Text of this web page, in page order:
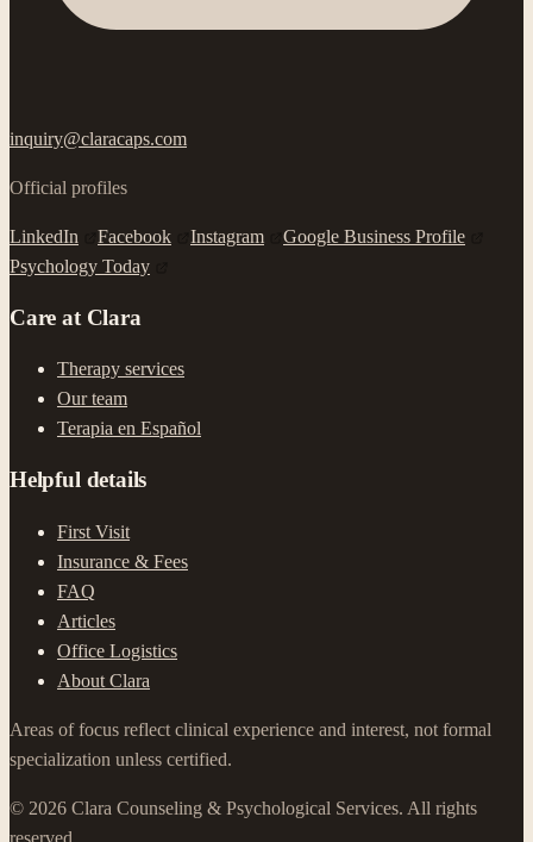
inquiry@claracaps.com
Official profiles
LinkedIn Facebook Instagram
Google Business Profile
Psychology Today
Care at Clara
Therapy services
Our team
Terapia en Español
Helpful details
First Visit
Insurance & Fees
FAQ
Articles
Office Logistics
About Clara
Areas of focus reflect clinical experience and interest, not formal
specialization unless certified.
© 2026 Clara Counseling & Psychological Services. All rights
reserved.